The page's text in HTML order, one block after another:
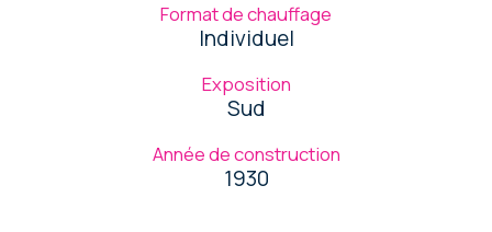
Format de chauffage
Individuel
Exposition
Sud
Année de construction
1930